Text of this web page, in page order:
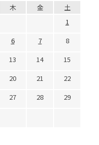
木 金
土
1
6 7
8
13 14
15
20 21
22
27 28
29